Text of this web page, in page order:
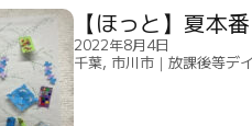
【ほっと】夏本
2022年8月4日
千葉, 市川市｜放課後等